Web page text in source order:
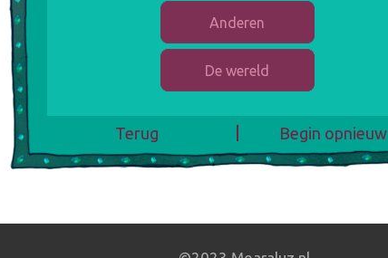
Anderen
De wereld
Terug Begin opnieuw